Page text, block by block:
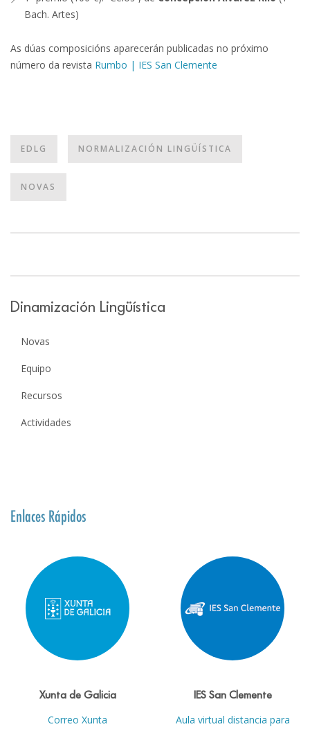
Bach. Artes)
As dúas composicións aparecerán publicadas no próximo
número da revista Rumbo | IES San Clemente
EDLG NORMALIZACIÓN LINGÜÍSTICA
NOVAS
Dinamización Lingüística
Novas
Equipo
Recursos
Actividades
Enlaces Rápidos
Xunta de Galicia
Correo Xunta
IES San Clemente
Aula virtual distancia para